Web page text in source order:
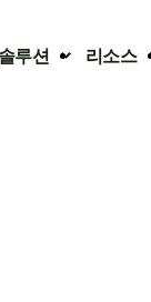
솔루션 리소스